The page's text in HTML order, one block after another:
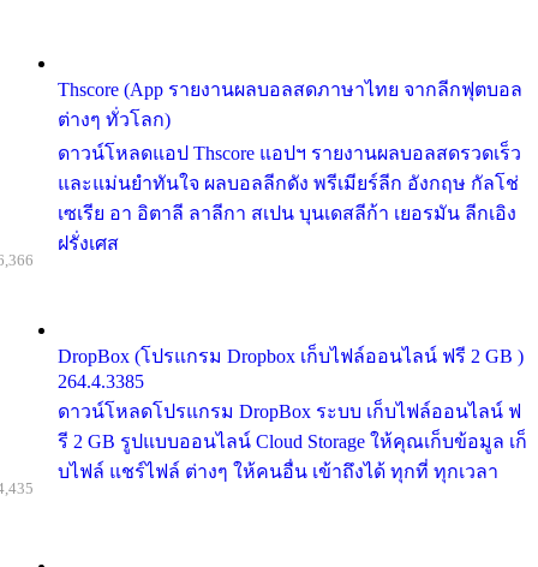
Thscore (App รายงานผลบอลสดภาษาไทย จากลีกฟุตบอล
ต่างๆ ทั่วโลก)
ดาวน์โหลดแอป Thscore แอปฯ รายงานผลบอลสดรวดเร็ว
และแม่นยำทันใจ ผลบอลลีกดัง พรีเมียร์ลีก อังกฤษ กัลโช่
เซเรีย อา อิตาลี ลาลีกา สเปน บุนเดสลีก้า เยอรมัน ลีกเอิง
ฝรั่งเศส
DropBox (โปรแกรม Dropbox เก็บไฟล์ออนไลน์ ฟรี 2 GB )
264.4.3385
ดาวน์โหลดโปรแกรม DropBox ระบบ เก็บไฟล์ออนไลน์ ฟ
รี 2 GB รูปแบบออนไลน์ Cloud Storage ให้คุณเก็บข้อมูล เก็
บไฟล์ แชร์ไฟล์ ต่างๆ ให้คนอื่น เข้าถึงได้ ทุกที่ ทุกเวลา